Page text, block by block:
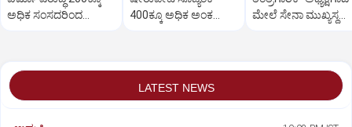
ಅಧಿಕ ಸಂಸದರಿಂದ
400ಕ್ಕೂ ಅಧಿಕ ಅಂಕ
ಮೇಲೆ ಸೇನಾ ಮುಖ್ಯಸ್ಥ
LATEST NEWS